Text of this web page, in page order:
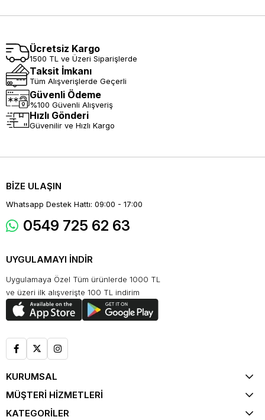
Ücretsiz Kargo
1500 TL ve Üzeri Siparişlerde
Taksit İmkanı
Tüm Alışverişlerde Geçerli
Güvenli Ödeme
%100 Güvenli Alışveriş
Hızlı Gönderi
Güvenilir ve Hızlı Kargo
BİZE ULAŞIN
Whatsapp Destek Hattı: 09:00 - 17:00
0549 725 62 63
UYGULAMAYI İNDİR
Uygulamaya Özel Tüm ürünlerde 1000 TL
ve üzeri ilk alışverişte 100 TL indirim
KURUMSAL
MÜŞTERİ HİZMETLERİ
KATEGORİLER